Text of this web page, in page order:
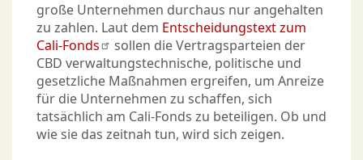
große Unternehmen durchaus nur angehalten
zu zahlen. Laut dem Entscheidungstext zum
Cali-Fonds
sollen die Vertragsparteien der
CBD verwaltungstechnische, politische und
gesetzliche Maßnahmen ergreifen, um Anreize
für die Unternehmen zu schaffen, sich
tatsächlich am Cali-Fonds zu beteiligen. Ob und
wie sie das zeitnah tun, wird sich zeigen.